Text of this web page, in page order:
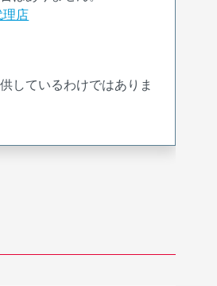
店
しているわけではありま